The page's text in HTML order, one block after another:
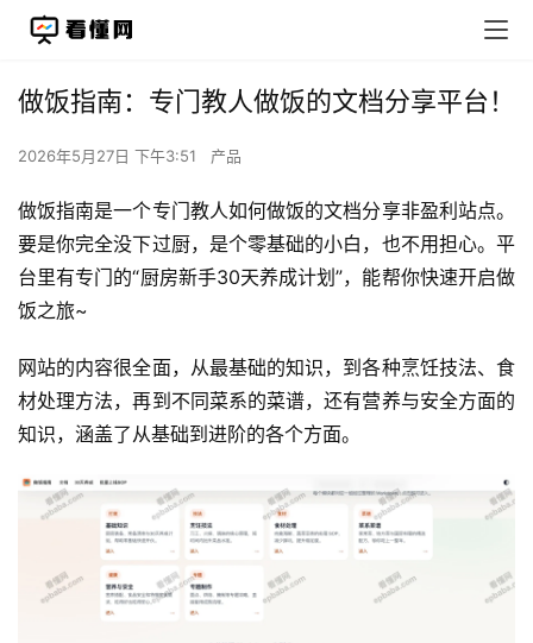
做饭指南：专门教人做饭的文档分享平台！
2026年5月27日 下午3:51 产品
做饭指南是一个专门教人如何做饭的文档分享非盈利站点。
要是你完全没下过厨，是个零基础的小白，也不用担心。平
台里有专门的“厨房新手30天养成计划”，能帮你快速开启做
饭之旅~
网站的内容很全面，从最基础的知识，到各种烹饪技法、食
材处理方法，再到不同菜系的菜谱，还有营养与安全方面的
知识，涵盖了从基础到进阶的各个方面。